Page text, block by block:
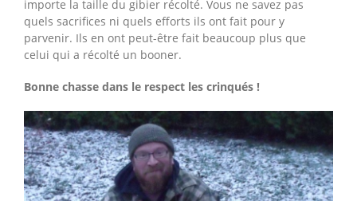
importe la taille du gibier récolté. Vous ne savez pas
quels sacrifices ni quels efforts ils ont fait pour y
parvenir. Ils en ont peut-être fait beaucoup plus que
celui qui a récolté un booner.
Bonne chasse dans le respect les crinqués !